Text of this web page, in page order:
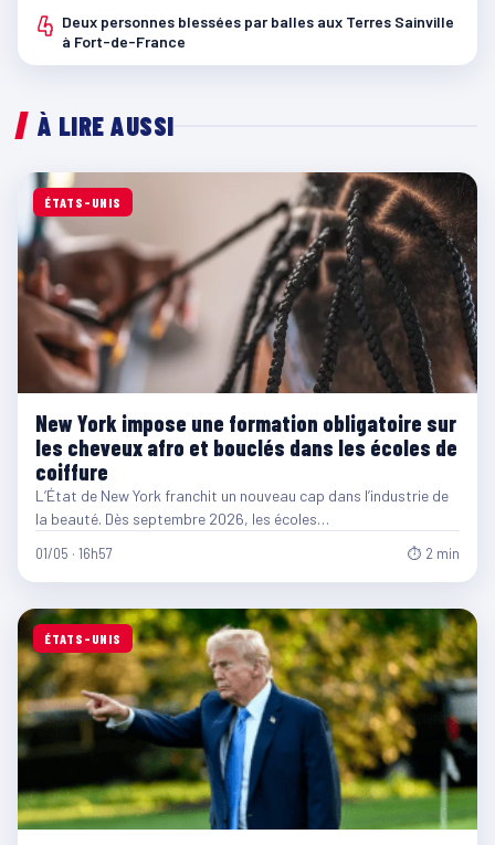
4 Deux personnes blessées par balles aux Terres Sainville
à Fort-de-France
À LIRE AUSSI
ÉTATS-UNIS
New York impose une formation obligatoire sur
les cheveux afro et bouclés dans les écoles de
coiffure
L’État de New York franchit un nouveau cap dans l’industrie de
la beauté. Dès septembre 2026, les écoles…
01/05 · 16h57 ⏱ 2 min
ÉTATS-UNIS